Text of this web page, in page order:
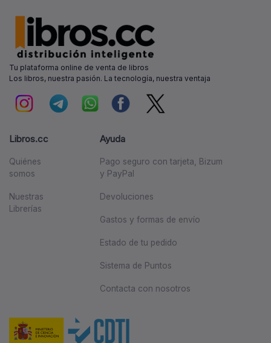
Tu plataforma online de venta de libros
Los libros, nuestra pasión. La tecnología, nuestra ventaja
Libros.cc
Quiénes
somos
Nuestras
Librerías
Ayuda
Pago seguro con tarjeta, Bizum
y PayPal
Devoluciones
Gastos y formas de envío
Estado de tu pedido
Sistema de Puntos
Contacta con nosotros